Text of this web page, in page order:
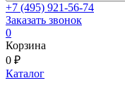
+7 (495) 921-56-74
Заказать звонок
0
Корзина
0 ₽
Каталог